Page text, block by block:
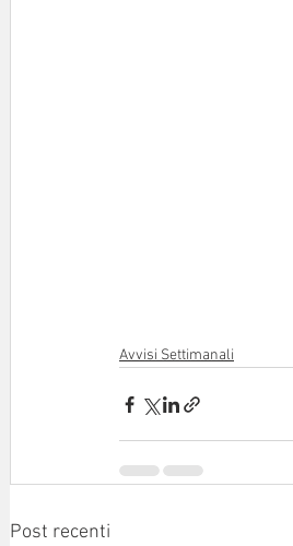
Avvisi Settimanali
Post recenti